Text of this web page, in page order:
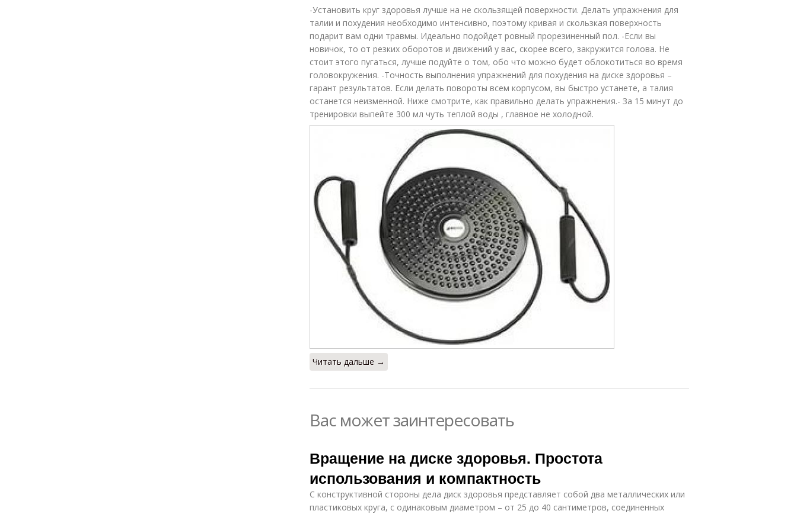
-Установить круг здоровья лучше на не скользящей поверхности. Делать упражнения для
талии и похудения необходимо интенсивно, поэтому кривая и скользкая поверхность
подарит вам одни травмы. Идеально подойдет ровный прорезиненный пол. -Если вы
новичок, то от резких оборотов и движений у вас, скорее всего, закружится голова. Не
стоит этого пугаться, лучше подуйте о том, обо что можно будет облокотиться во время
головокружения. -Точность выполнения упражнений для похудения на диске здоровья –
гарант результатов. Если делать повороты всем корпусом, вы быстро устанете, а талия
останется неизменной. Ниже смотрите, как правильно делать упражнения.- За 15 минут до
тренировки выпейте 300 мл чуть теплой воды , главное не холодной.
Читать дальше →
Вас может заинтересовать
Вращение на диске здоровья. Простота
использования и компактность
С конструктивной стороны дела диск здоровья представляет собой два металлических или
пластиковых круга, с одинаковым диаметром – от 25 до 40 сантиметров, соединенных